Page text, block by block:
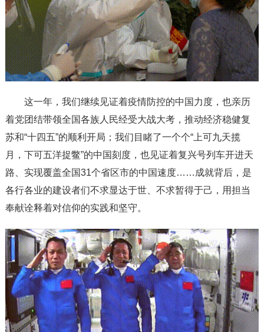
这一年，我们继续见证着疫情防控的中国力度，也亲历
着党团结带领全国各族人民经受大战大考，推动经济稳健复
苏和“十四五”的顺利开局；我们目睹了一个个“上可九天揽
月，下可五洋捉鳖”的中国刻度，也见证着复兴号列车开进天
路、实现覆盖全国31个省区市的中国速度……成就背后，是
各行各业的建设者们不求显达于世、不求暂得于己，用担当
奉献诠释着对信仰的实践和坚守。